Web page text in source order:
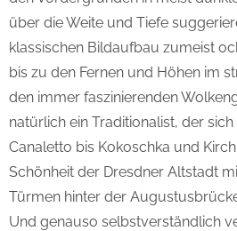
über die Weite und Tiefe
klassischen Bildaufbau zumeist
bis zu den Fernen und Höhen im
den immer faszinierenden
natürlich ein Traditionalist, der
Canaletto bis Kokoschka und
Schönheit der Dresdner Altstadt
Türmen hinter der
Und genauso selbstverständlich